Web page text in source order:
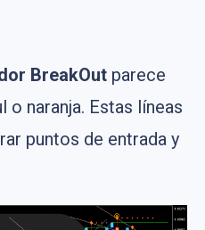
BreakOut parece
o naranja. Estas líneas
puntos de entrada y